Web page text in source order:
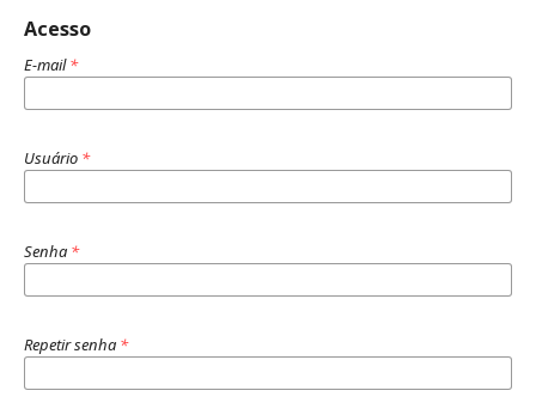
Acesso
E-mail*
Usuário *
Senha *
Repetir senha *